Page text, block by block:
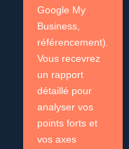
Google My
Business,
référencement).
Vous recevrez
un rapport
détaillé pour
analyser vos
points forts et
vos axes